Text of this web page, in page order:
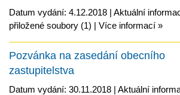
Datum vydání: 4.12.2018 | Aktuální
přiložené soubory (1) | Více informací »
Pozvánka na zasedání obecního
zastupitelstva
Datum vydání: 30.11.2018 | Aktuální